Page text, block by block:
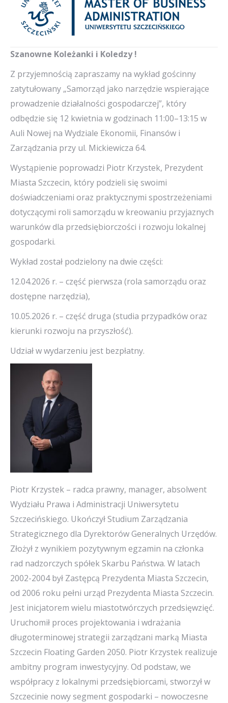
Szanowne Koleżanki i Koledzy !
Z przyjemnością zapraszamy na wykład gościnny
zatytułowany „Samorząd jako narzędzie wspierające
prowadzenie działalności gospodarczej”, który
odbędzie się 12 kwietnia w godzinach 11:00–13:15 w
Auli Nowej na Wydziale Ekonomii, Finansów i
Zarządzania przy ul. Mickiewicza 64.
Wystąpienie poprowadzi Piotr Krzystek, Prezydent
Miasta Szczecin, który podzieli się swoimi
doświadczeniami oraz praktycznymi spostrzeżeniami
dotyczącymi roli samorządu w kreowaniu przyjaznych
warunków dla przedsiębiorczości i rozwoju lokalnej
gospodarki.
Wykład został podzielony na dwie części:
12.04.2026 r. – część pierwsza (rola samorządu oraz
dostępne narzędzia),
10.05.2026 r. – część druga (studia przypadków oraz
kierunki rozwoju na przyszłość).
Udział w wydarzeniu jest bezpłatny.
Piotr Krzystek – radca prawny, manager, absolwent
Wydziału Prawa i Administracji Uniwersytetu
Szczecińskiego. Ukończył Studium Zarządzania
Strategicznego dla Dyrektorów Generalnych Urzędów.
Złożył z wynikiem pozytywnym egzamin na członka
rad nadzorczych spółek Skarbu Państwa. W latach
2002-2004 był Zastępcą Prezydenta Miasta Szczecin,
od 2006 roku pełni urząd Prezydenta Miasta Szczecin.
Jest inicjatorem wielu miastotwórczych przedsięwzięć.
Uruchomił proces projektowania i wdrażania
długoterminowej strategii zarządzani marką Miasta
Szczecin Floating Garden 2050. Piotr Krzystek realizuje
ambitny program inwestycyjny. Od podstaw, we
współpracy z lokalnymi przedsiębiorcami, stworzył w
Szczecinie nowy segment gospodarki – nowoczesne